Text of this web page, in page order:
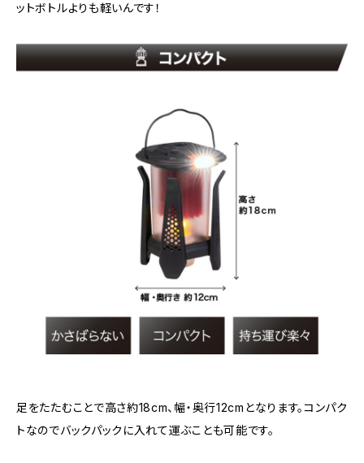
ットボトルよりも軽いんです！
足をたたむことで高さ約18cm、幅・奥行12cmとなります。コンパク
トなのでバックパックに入れて運ぶことも可能です。